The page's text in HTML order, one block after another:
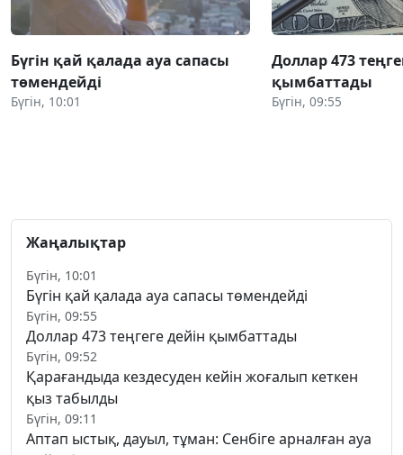
Бүгін қай қалада ауа сапасы
төмендейді
Бүгін, 10:01
Доллар 473
қымбаттады
Бүгін, 09:55
Жаңалықтар
Бүгін, 10:01
Бүгін қай қалада ауа сапасы төмендейді
Бүгін, 09:55
Доллар 473 теңгеге дейін қымбаттады
Бүгін, 09:52
Қарағандыда кездесуден кейін жоғалып кеткен
қыз табылды
Бүгін, 09:11
Аптап ыстық, дауыл, тұман: Сенбіге арналған ауа